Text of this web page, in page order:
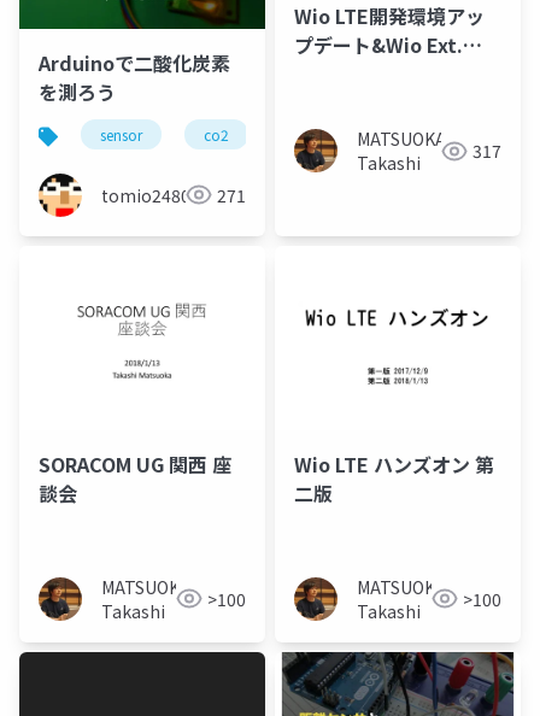
Arduinoで二酸化炭素
を測ろう
sensor co2 環境 電子工作
tomio2480 271
Wio LTE開発環境アッ
プデート&Wio Ext.
MATSUOKA
Takashi
317
SORACOM UG 関西 座
談会
MATSUOKA
Takashi
>100
Wio LTE ハンズオン 第
二版
MATSUOKA
Takashi
>100